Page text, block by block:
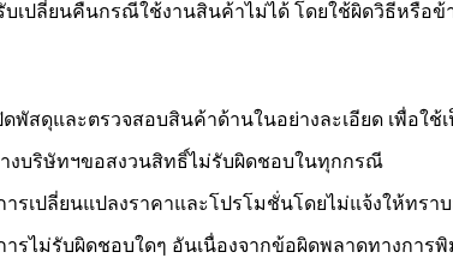
เปลี่ยนคืนกรณีใช้งานสินค้าไม่ได้ โดยใช้ผิดวิธีหรือ
พัสดุและตรวจสอบสินค้าด้านในอย่างละเอียด เพื่อ
งบริษัทฯขอสงวนสิทธิ์ไม่รับผิดชอบในทุกกรณี
รเปลี่ยนแปลงราคาและโปรโมชั่นโดยไม่แจ้งให้ทรา
รไม่รับผิดชอบใดๆ อันเนื่องจากข้อผิดพลาดทางการ